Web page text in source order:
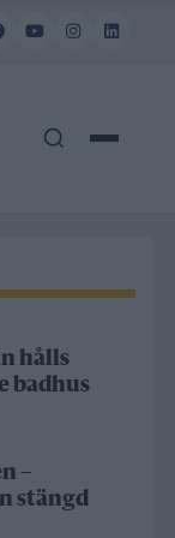
hålls
badhus
–
stängd